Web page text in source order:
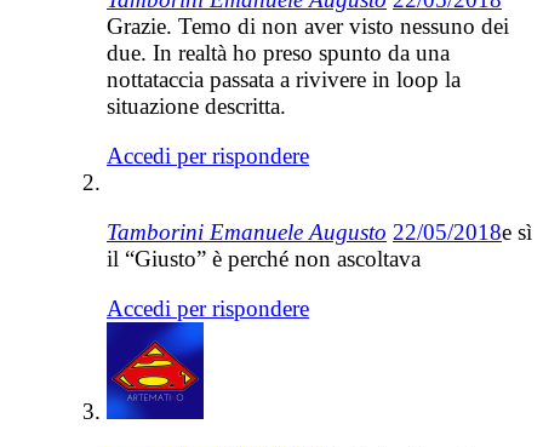
Grazie. Temo di non aver visto nessuno dei
due. In realtà ho preso spunto da una
nottataccia passata a rivivere in loop la
situazione descritta.
Accedi per rispondere
Tamborini Emanuele Augusto 22/05/2018e sì
il “Giusto” è perché non ascoltava
Accedi per rispondere